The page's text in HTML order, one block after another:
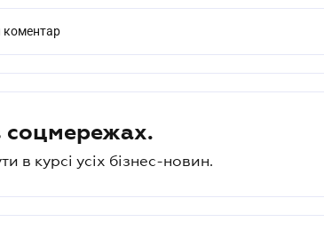
коментар
соцмережах.
в курсі усіх бізнес-новин.